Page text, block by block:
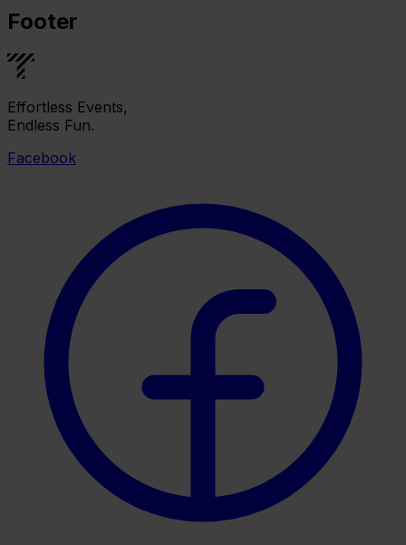
Footer
Effortless Events,
Endless Fun.
Facebook